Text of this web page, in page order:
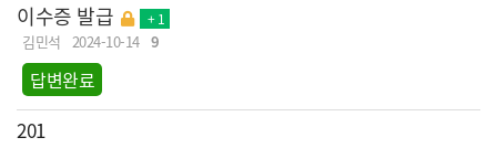
이수증 발급 + 1
김민석 2024-10-14 9
답변완료
201